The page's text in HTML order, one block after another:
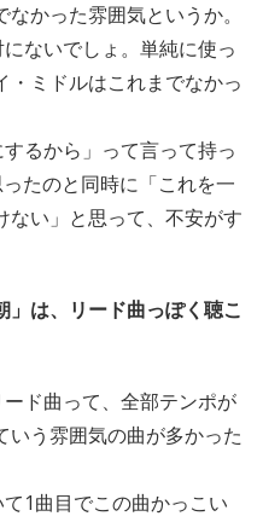
かった雰囲気というか。
ないでしょ。単純に使っ
・ミドルはこれまでなかっ
るから」って言って持っ
たのと同時に「これを一
ない」と思って、不安がす
」は、リード曲っぽく聴こ
ド曲って、全部テンポが
う雰囲気の曲が多かった
1曲目でこの曲かっこい